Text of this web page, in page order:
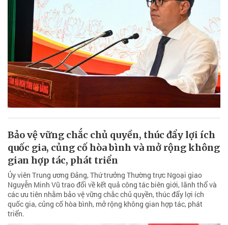
Bảo vệ vững chắc chủ quyền, thúc đẩy lợi ích
quốc gia, củng cố hòa bình và mở rộng không
gian hợp tác, phát triển
Ủy viên Trung ương Đảng, Thứ trưởng Thường trực Ngoại giao
Nguyễn Minh Vũ trao đổi về kết quả công tác biên giới, lãnh thổ và
các ưu tiên nhằm bảo vệ vững chắc chủ quyền, thúc đẩy lợi ích
quốc gia, củng cố hòa bình, mở rộng không gian hợp tác, phát
triển.